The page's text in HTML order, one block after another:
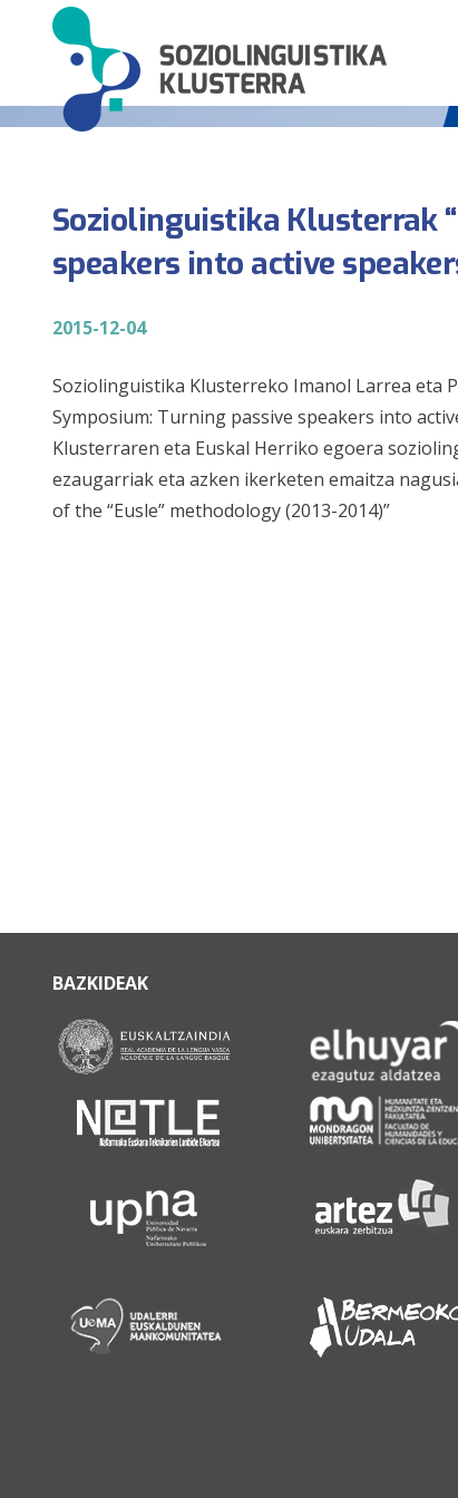
Soziolinguistika Klusterrak
speakers into active
2015-12-04
Soziolinguistika Klusterreko Imanol Larrea eta
Symposium: Turning passive speakers into
Klusterraren eta Euskal Herriko egoera
ezaugarriak eta azken ikerketen emaitza
of the “Eusle” methodology (2013-2014)”
BAZKIDEAK